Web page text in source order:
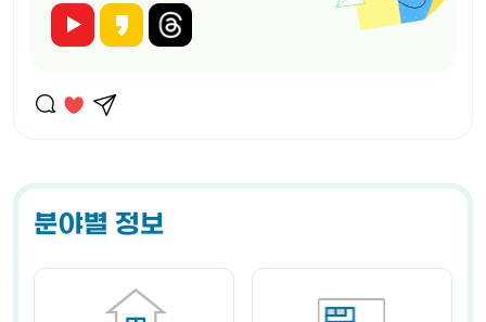
분야별 정보